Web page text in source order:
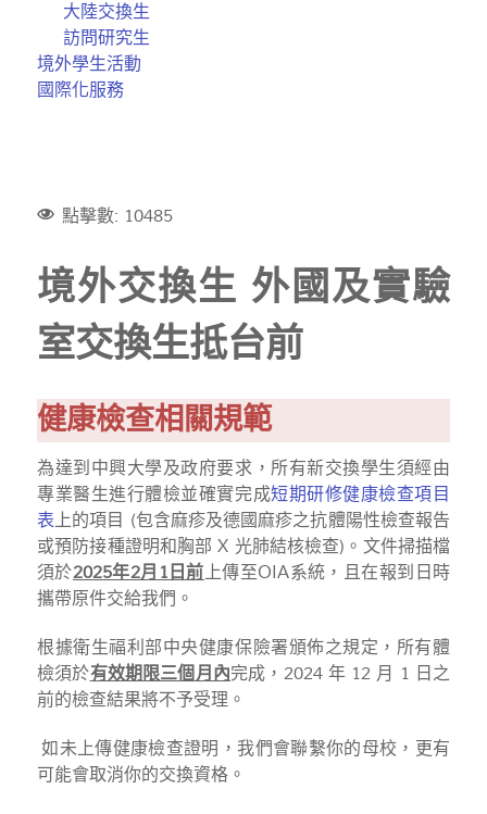
大陸交換生
訪問研究生
境外學生活動
國際化服務
點擊數: 10485
境外交換生 外國及實驗
室交換生抵台前
健康檢查相關規範
為達到中興大學及政府要求，所有新交換學生須經由
專業醫生進行體檢並確實完成短期研修健康檢查項目
表上的項目 (包含麻疹及德國麻疹之抗體陽性檢查報告
或預防接種證明和胸部 X 光肺結核檢查)。文件掃描檔
須於2025年2月1日前上傳至OIA系統，且在報到日時
攜帶原件交給我們。
根據衛生福利部中央健康保險署頒佈之規定，所有體
檢須於有效期限三個月內完成，2024 年 12 月 1 日之
前的檢查結果將不予受理。
如未上傳健康檢查證明，我們會聯繫你的母校，更有
可能會取消你的交換資格。